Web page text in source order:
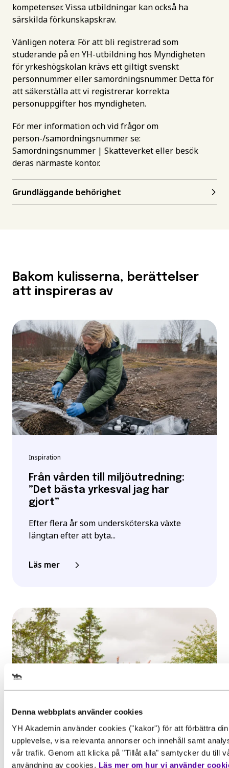
Denna webbplats använder cookies
YH Akademin använder cookies ("kakor") för att förbättra din
upplevelse, visa relevanta annonser och innehåll samt
vår trafik. Genom att klicka på "Tillåt alla" samtycker du till
användning av cookies. Läs mer om hur vi använder
kompetenser. Vissa utbildningar kan också ha
särskilda förkunskapskrav.
Vänligen notera: För att bli registrerad som
studerande på en YH-utbildning hos Myndigheten
för yrkeshögskolan krävs ett giltigt svenskt
personnummer eller samordningsnummer. Detta för
att säkerställa att vi registrerar korrekta
personuppgifter hos myndigheten.
För mer information och vid frågor om
person-/samordningsnummer se:
Samordningsnummer | Skatteverketeller besök
deras närmaste kontor.
Grundläggande behörighet
Bakom kulisserna, berättelser
att inspireras av
Inspiration
Från vården till miljöutredning:
”Det bästa yrkesval jag har
gjort”
Efter flera år som undersköterska växte
längtan efter att byta...
Läs mer
Inspiration, Nyhet
Examen i gruvmiljö för
Gör en intresseanmälan för att
få mer information om den här
utbildningen
Behörighet. Det här behöver du